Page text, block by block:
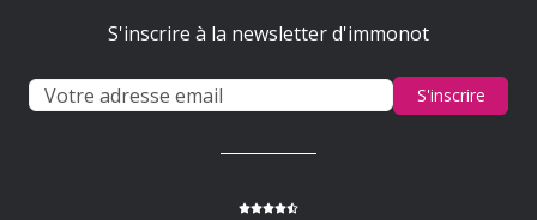
S'inscrire à la newsletter d'immonot
S'inscrire